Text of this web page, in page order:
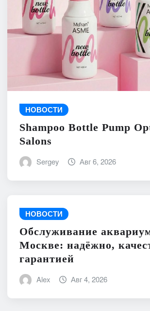
НОВОСТИ
Shampoo Bottle Pump
Salons
Sergey Авг 6, 2026
НОВОСТИ
Обслуживание
Москве: надёжно,
гарантией
Alex Авг 4, 2026